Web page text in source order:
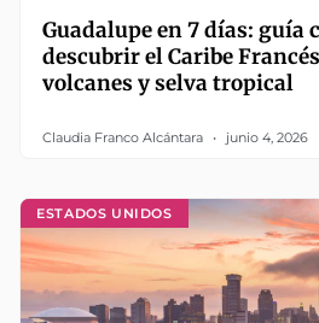
Guadalupe en 7 días: guía
descubrir el Caribe
volcanes y selva tropical
Claudia Franco Alcántara junio 4, 2026
ESTADOS UNIDOS